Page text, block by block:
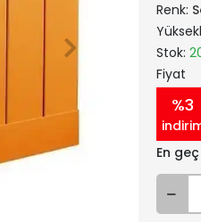
Renk:
Stok:
Fiyat
%3
En